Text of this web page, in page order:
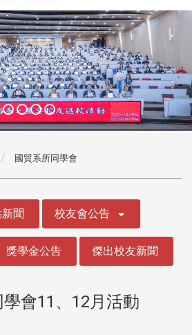
國貿系所同學會
聞 校友會公告
獎學金公告 傑出校友新聞
會11、12月活動